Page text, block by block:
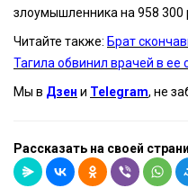
злоумышленника на 958 300
Читайте также: Брат
Тагила обвинил врачей в ее
Мы в Дзен и Telegram, не
Рассказать на своей